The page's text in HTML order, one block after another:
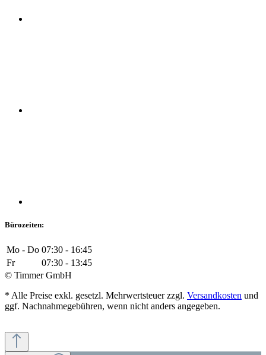
Bürozeiten:
Mo - Do 07:30 - 16:45
Fr
07:30 - 13:45
© Timmer GmbH
* Alle Preise exkl. gesetzl. Mehrwertsteuer zzgl. Versandkosten und
ggf. Nachnahmegebühren, wenn nicht anders angegeben.